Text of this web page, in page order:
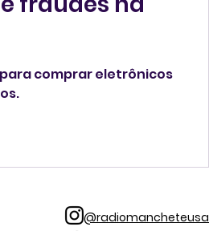
comprar eletrônicos
@radiomancheteusa